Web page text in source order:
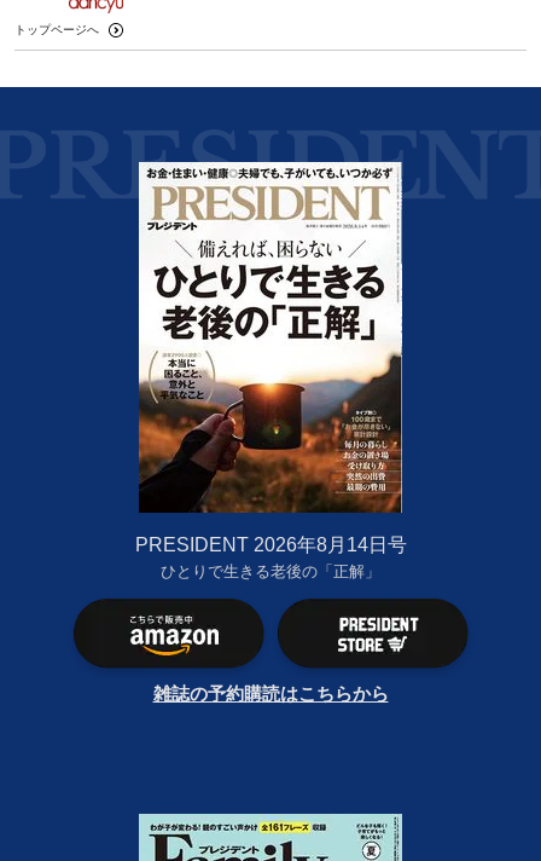
トップページへ
PRESIDENT 2026年8月14日号
ひとりで生きる老後の「正解」
雑誌の予約購読はこちらから